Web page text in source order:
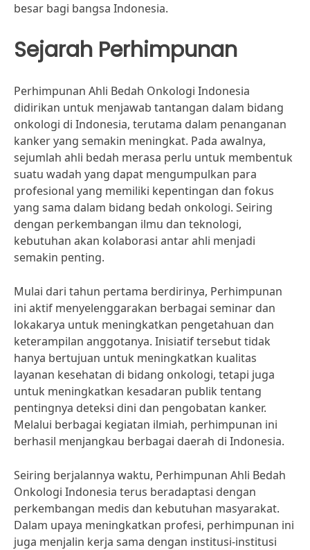
besar bagi bangsa Indonesia.
Sejarah Perhimpunan
Perhimpunan Ahli Bedah Onkologi Indonesia
didirikan untuk menjawab tantangan dalam bidang
onkologi di Indonesia, terutama dalam penanganan
kanker yang semakin meningkat. Pada awalnya,
sejumlah ahli bedah merasa perlu untuk membentuk
suatu wadah yang dapat mengumpulkan para
profesional yang memiliki kepentingan dan fokus
yang sama dalam bidang bedah onkologi. Seiring
dengan perkembangan ilmu dan teknologi,
kebutuhan akan kolaborasi antar ahli menjadi
semakin penting.
Mulai dari tahun pertama berdirinya, Perhimpunan
ini aktif menyelenggarakan berbagai seminar dan
lokakarya untuk meningkatkan pengetahuan dan
keterampilan anggotanya. Inisiatif tersebut tidak
hanya bertujuan untuk meningkatkan kualitas
layanan kesehatan di bidang onkologi, tetapi juga
untuk meningkatkan kesadaran publik tentang
pentingnya deteksi dini dan pengobatan kanker.
Melalui berbagai kegiatan ilmiah, perhimpunan ini
berhasil menjangkau berbagai daerah di Indonesia.
Seiring berjalannya waktu, Perhimpunan Ahli Bedah
Onkologi Indonesia terus beradaptasi dengan
perkembangan medis dan kebutuhan masyarakat.
Dalam upaya meningkatkan profesi, perhimpunan ini
juga menjalin kerja sama dengan institusi-institusi